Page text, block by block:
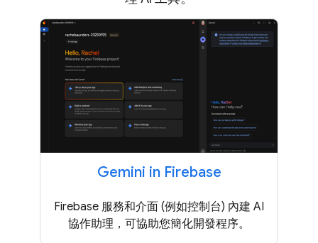
Gemini in Firebase
Firebase 服務和介面 (例如控制台) 內建 AI
協作助理，可協助您簡化開發程序。